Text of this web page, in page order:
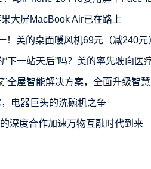
大屏MacBook Air已在路上
！美的桌面暖风机69元（减240元
下一站天后”吗？美的率先驶向医
”全屋智能解决方案，全面升级智
电器巨头的洗碗机之争
深度合作加速万物互融时代到来